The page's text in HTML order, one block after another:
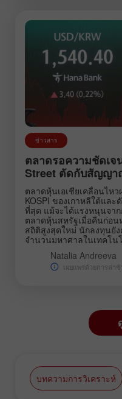
ข่าวสาร
ตลาดรอความชัดเ
Street ตัดกับสัญญา
ตลาดหุ้นเอเชียเคลื่อนไห
KOSPI ของเกาหลีใต้แล
ที่สุด แม้จะได้แรงหนุนจา
ตลาดหุ้นสหรัฐเมื่อคืนก่อ
สถิติสูงสุดใหม่ นักลงทุนยัง
จำนวนมหาศาลในเทคโน
Natalia Andreeva
เผยแพร่ด้วยการล่าช้
บทความการวิเคราะห์